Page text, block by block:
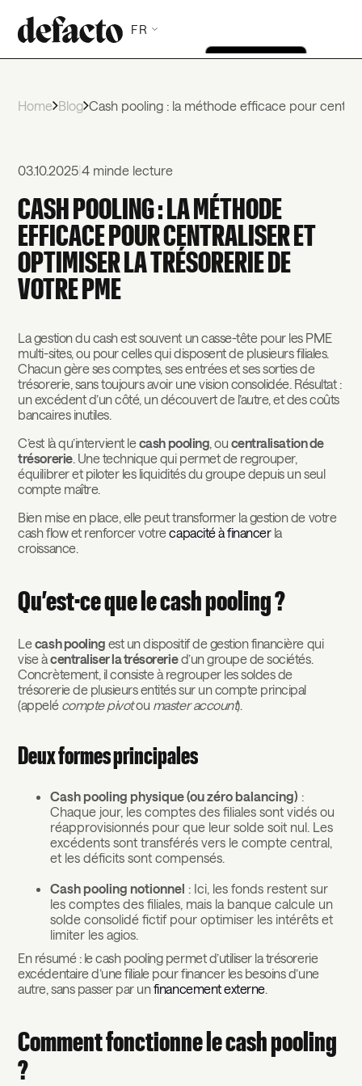
FR
Home Blog Cash pooling : la méthode efficace pour
03.10.2025 |4 minde lecture
CASH POOLING : LA MÉTHODE
EFFICACE POUR CENTRALISER ET
OPTIMISER LA TRÉSORERIE DE
VOTRE PME
La gestion du cash est souvent un casse-tête pour les PME
multi-sites, ou pour celles qui disposent de plusieurs filiales.
Chacun gère ses comptes, ses entrées et ses sorties de
trésorerie, sans toujours avoir une vision consolidée. Résultat :
un excédent d’un côté, un découvert de l’autre, et des coûts
bancaires inutiles.
C’est là qu’intervient lecash pooling , ou centralisation de
trésorerie. Une technique qui permet de regrouper,
équilibrer et piloter les liquidités du groupe depuis un seul
compte maître.
Bien mise en place, elle peut transformer la gestion de votre
cash flow et renforcer votrecapacité à financerla
croissance.
Qu’est-ce que le cash pooling ?
Lecash pooling est un dispositif de gestion financière qui
vise àcentraliser la trésoreried’un groupe de sociétés.
Concrètement, il consiste à regrouper les soldes de
trésorerie de plusieurs entités sur un compte principal
(appelé compte pivotou master account).
Deux formes principales
Cash pooling physique (ou zéro balancing) :
Chaque jour, les comptes des filiales sont vidés ou
réapprovisionnés pour que leur solde soit nul. Les
excédents sont transférés vers le compte central,
et les déficits sont compensés.
Cash pooling notionnel : Ici, les fonds restent sur
les comptes des filiales, mais la banque calcule un
solde consolidé fictif pour optimiser les intérêts et
limiter les agios.
En résumé : le cash pooling permet d’utiliser la trésorerie
excédentaire d’une filiale pour financer les besoins d’une
autre, sans passer par unfinancement externe.
Comment fonctionne le cash pooling
?